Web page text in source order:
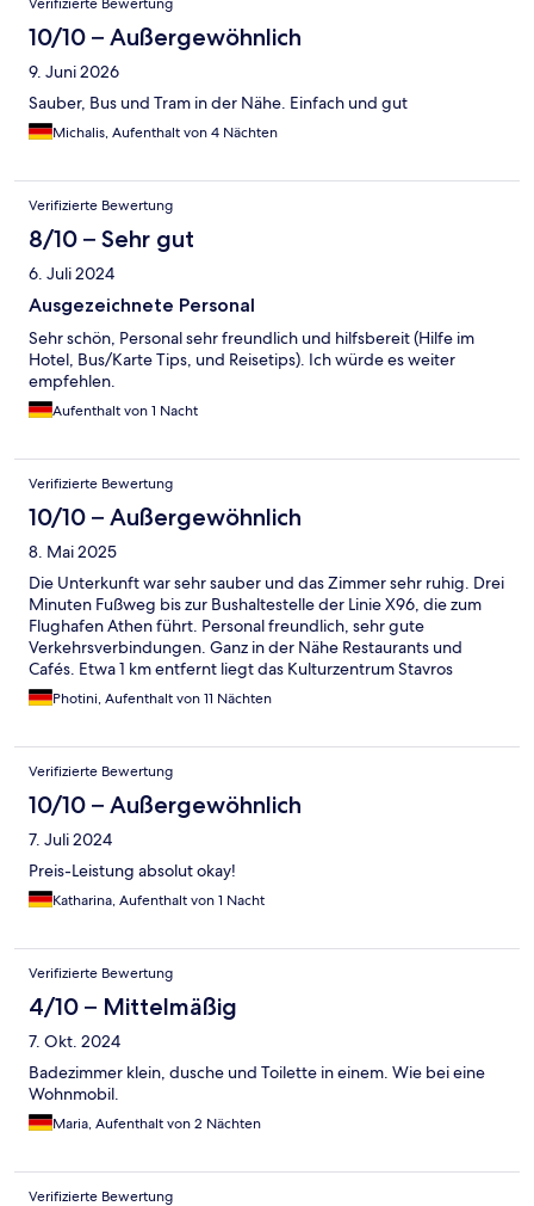
Verifizierte Bewertung
10/10 – Außergewöhnlich
9. Juni 2026
Sauber, Bus und Tram in der Nähe. Einfach und gut
Michalis, Aufenthalt von 4 Nächten
Verifizierte Bewertung
8/10 – Sehr gut
6. Juli 2024
Ausgezeichnete Personal
Sehr schön, Personal sehr freundlich und hilfsbereit (Hilfe im
Hotel, Bus/Karte Tips, und Reisetips). Ich würde es weiter
empfehlen.
Aufenthalt von 1 Nacht
Verifizierte Bewertung
10/10 – Außergewöhnlich
8. Mai 2025
Die Unterkunft war sehr sauber und das Zimmer sehr ruhig. Drei
Minuten Fußweg bis zur Bushaltestelle der Linie X96, die zum
Flughafen Athen führt. Personal freundlich, sehr gute
Verkehrsverbindungen. Ganz in der Nähe Restaurants und
Cafés. Etwa 1 km entfernt liegt das Kulturzentrum Stavros
Niarchos mit großem Park und das Planetarium.
Photini, Aufenthalt von 11 Nächten
Verifizierte Bewertung
10/10 – Außergewöhnlich
7. Juli 2024
Preis-Leistung absolut okay!
Katharina, Aufenthalt von 1 Nacht
Verifizierte Bewertung
4/10 – Mittelmäßig
7. Okt. 2024
Badezimmer klein, dusche und Toilette in einem. Wie bei eine
Wohnmobil.
Maria, Aufenthalt von 2 Nächten
Verifizierte Bewertung